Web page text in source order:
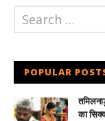
POPULAR
का